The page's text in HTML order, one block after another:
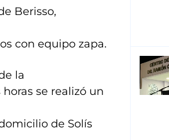
Berisso,
con equipo zapa.
la
se realizó un
de Solís